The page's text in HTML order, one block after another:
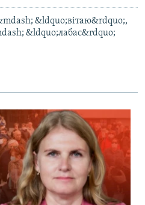
&ldquo;вітаю&rdquo;,
&ldquo;лабас&rdquo;